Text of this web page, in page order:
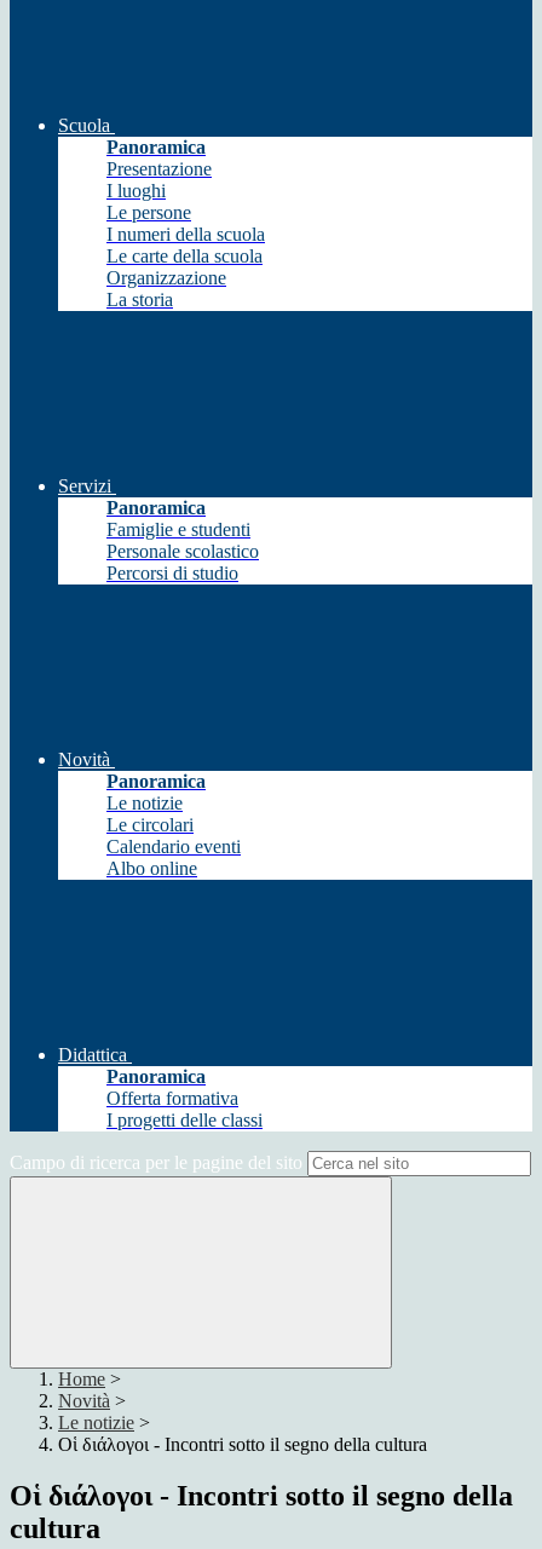
Scuola
Panoramica
Presentazione
I luoghi
Le persone
I numeri della scuola
Le carte della scuola
Organizzazione
La storia
Servizi
Panoramica
Famiglie e studenti
Personale scolastico
Percorsi di studio
Novità
Panoramica
Le notizie
Le circolari
Calendario eventi
Albo online
Didattica
Panoramica
Offerta formativa
I progetti delle classi
Campo di ricerca per le pagine del sito
Home >
Novità >
Le notizie >
Οἱ διάλογοι - Incontri sotto il segno della cultura
Οἱ διάλογοι - Incontri sotto il segno della
cultura